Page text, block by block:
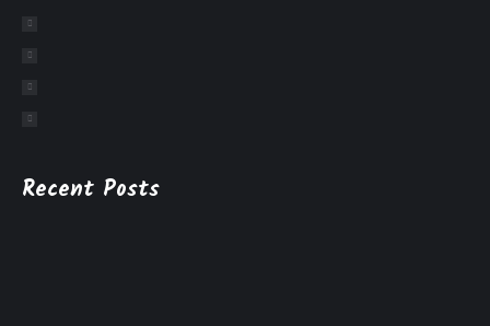
Recent Posts